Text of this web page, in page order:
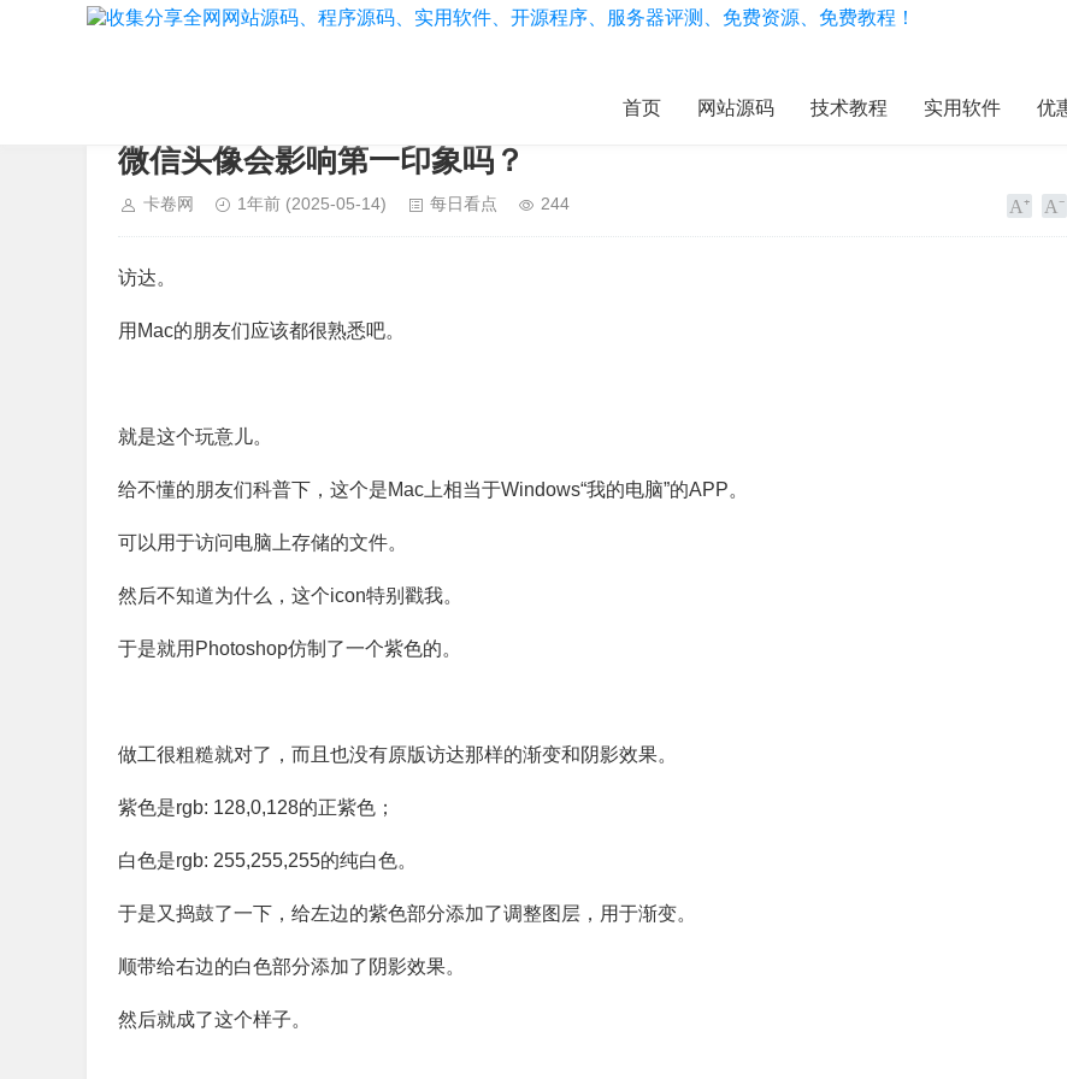
首页 网站源码 技术教程 实用软件 优
微信头像会影响第一印象吗？
卡卷网 1年前 (2025-05-14) 每日看点 244
访达。
用Mac的朋友们应该都很熟悉吧。
就是这个玩意儿。
给不懂的朋友们科普下，这个是Mac上相当于Windows“我的电脑”的APP。
可以用于访问电脑上存储的文件。
然后不知道为什么，这个icon特别戳我。
于是就用Photoshop仿制了一个紫色的。
做工很粗糙就对了，而且也没有原版访达那样的渐变和阴影效果。
紫色是rgb: 128,0,128的正紫色；
白色是rgb: 255,255,255的纯白色。
于是又捣鼓了一下，给左边的紫色部分添加了调整图层，用于渐变。
顺带给右边的白色部分添加了阴影效果。
然后就成了这个样子。